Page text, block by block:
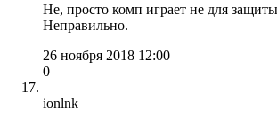
Не, просто комп играет не для
Неправильно.
26 ноября 2018 12:00
0
ionlnk